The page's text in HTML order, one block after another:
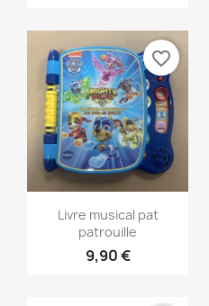
Aperçu rapide
Livre musical pat
patrouille
9,90 €
favorite_border